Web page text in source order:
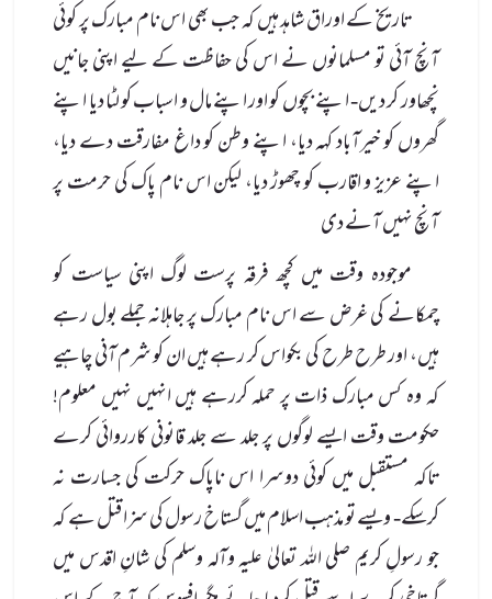
تاریخ کے اوراق شاہد ہیں کہ جب بھی اس نام مبارک پر کوئی
آنچ آئی تو مسلمانوں نے اس کی حفاظت کے لیے اپنی جانیں
نچھاور کر دیں- اپنے بچوں کو اور اپنے مال و اسباب کو لٹا دیا اپنے
گھروں کو خیرآباد کہہ دیا، اپنے وطن کو داغ مفارقت دے دیا،
اپنے عزیز و اقارب کو چھوڑ دیا، لیکن اس نام پاک کی حرمت پر
آنچ نہیں آنے دی
موجودہ وقت میں کچھ فرقہ پرست لوگ اپنی سیاست کو
چمکانے کی غرض سے اس نام مبارک پر جاہلانہ جملے بول رہے
ہیں، اور طرح طرح کی بکواس کر رہے ہیں ان کو شرم آنی چاہیے
کہ وہ کس مبارک ذات پر حملہ کررہے ہیں انہیں نہیں معلوم!
حکومت وقت ایسے لوگوں پر جلد سے جلد قانونی کارروائی کرے
تاکہ مستقبل میں کوئی دوسرا اس ناپاک حرکت کی جسارت نہ
کرسکے- ویسے تو مذہب اسلام میں گستاخ رسول کی سزا قتل ہے کہ
جو رسولِ کریم صلی الله تعالیٰ علیہ وآلہ وسلم کی شانِ اقدس میں